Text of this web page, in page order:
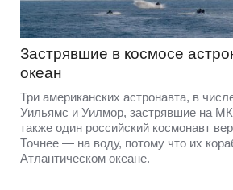
Застрявшие в космосе
океан
Три американских астронавта, в
Уильямс и Уилмор, застрявшие на
также один российский космонавт
Точнее — на воду, потому что их
Атлантическом океане.